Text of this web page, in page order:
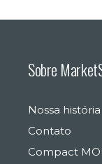
Products
Sobre
Nossa história
Contato
Compact